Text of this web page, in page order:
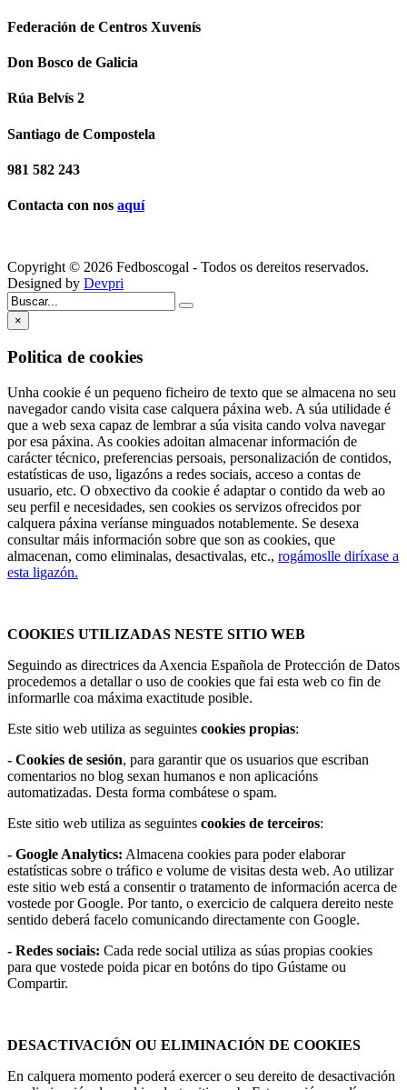
Federación de Centros Xuvenís
Don Bosco de Galicia
Rúa Belvís 2
Santiago de Compostela
981 582 243
Contacta con nos aquí
Copyright © 2026 Fedboscogal - Todos os dereitos reservados.
Designed by Devpri
×
Politica de cookies
Unha cookie é un pequeno ficheiro de texto que se almacena no seu
navegador cando visita case calquera páxina web. A súa utilidade é
que a web sexa capaz de lembrar a súa visita cando volva navegar
por esa páxina. As cookies adoitan almacenar información de
carácter técnico, preferencias persoais, personalización de contidos,
estatísticas de uso, ligazóns a redes sociais, acceso a contas de
usuario, etc. O obxectivo da cookie é adaptar o contido da web ao
seu perfil e necesidades, sen cookies os servizos ofrecidos por
calquera páxina veríanse minguados notablemente. Se desexa
consultar máis información sobre que son as cookies, que
almacenan, como eliminalas, desactivalas, etc., rogámoslle diríxase a
esta ligazón.
COOKIES UTILIZADAS NESTE SITIO WEB
Seguindo as directrices da Axencia Española de Protección de Datos
procedemos a detallar o uso de cookies que fai esta web co fin de
informarlle coa máxima exactitude posible.
Este sitio web utiliza as seguintes cookies propias:
- Cookies de sesión, para garantir que os usuarios que escriban
comentarios no blog sexan humanos e non aplicacións
automatizadas. Desta forma combátese o spam.
Este sitio web utiliza as seguintes cookies de terceiros:
- Google Analytics: Almacena cookies para poder elaborar
estatísticas sobre o tráfico e volume de visitas desta web. Ao utilizar
este sitio web está a consentir o tratamento de información acerca de
vostede por Google. Por tanto, o exercicio de calquera dereito neste
sentido deberá facelo comunicando directamente con Google.
- Redes sociais: Cada rede social utiliza as súas propias cookies
para que vostede poida picar en botóns do tipo Gústame ou
Compartir.
DESACTIVACIÓN OU ELIMINACIÓN DE COOKIES
En calquera momento poderá exercer o seu dereito de desactivación